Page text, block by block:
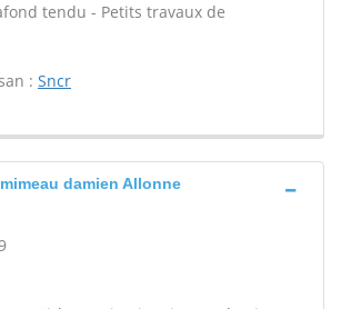
tendu - Petits travaux de
: Sncr
damien Allonne